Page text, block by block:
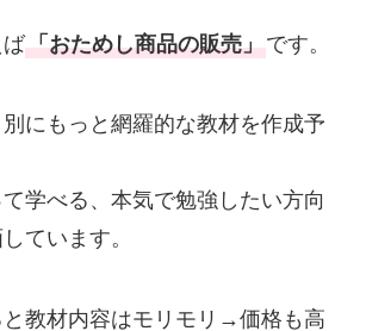
「おためし商品の販売」です。
にもっと網羅的な教材を作成予
学べる、本気で勉強したい方向
ています。
教材内容はモリモリ→価格も高